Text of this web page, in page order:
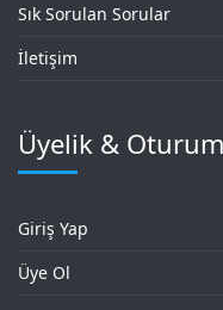
Sık Sorulan Sorular
İletişim
Üyelik & Oturum
Giriş Yap
Üye Ol